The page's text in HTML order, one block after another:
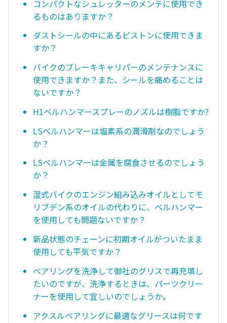
コンパクトなシュレッターのメンテに使用でき
るものはありますか？
ダストシールの中にあるピストンに使用できま
すか？
バイクのブレーキキャリパーのメンテナンスに
使用できますか？また、シールを痛めることは
ないですか？
H1ベルハンマースプレーのノズルは樹脂ですか?
LSベルハンマーは塩素系の潤滑剤なのでしょう
か？
LSベルハンマーは金属を腐食させるのでしょう
か？
湿式バイクのエンジン組み込みオイルとしてモ
リブデン系のオイルの代わりに、ベルハンマー
を使用しても問題ないですか？
新品状態のチェーンに初期オイルがついたまま
使用しても平気ですか？
ベアリングを洗浄して御社のグリスで再充填し
たいのですが、洗浄するときは、パーツクリー
ナーを使用して宜しいのでしょうか。
アクスルベアリングに最適なグリースは何です